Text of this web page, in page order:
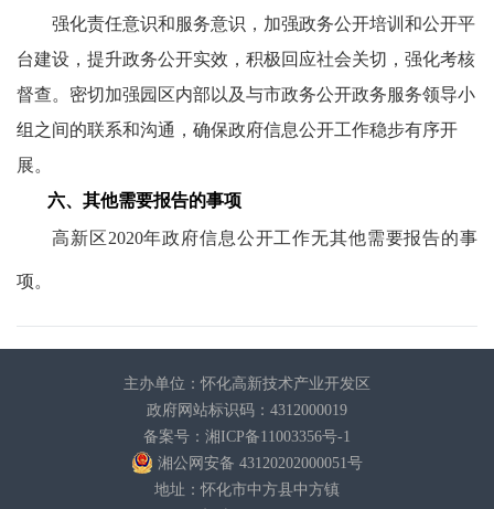
强化责任意识和服务意识，加强政务公开培训和公开平
台建设，提升政务公开实效，积极回应社会关切，强化考核
督查。密切加强园区内部以及与市政务公开政务服务领导小
组之间的联系和沟通，确保政府信息公开工作稳步有序开
展。
六、其他需要报告的事项
高新区2020年政府信息公开工作无其他需要报告的事
项。
主办单位：怀化高新技术产业开发区
政府网站标识码：4312000019
备案号：湘ICP备11003356号-1
湘公网安备 43120202000051号
地址：怀化市中方县中方镇